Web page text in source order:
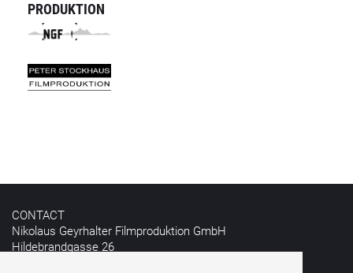
PRODUKTION
CONTACT
Nikolaus Geyrhalter Filmproduktion GmbH
Hildebrandgasse 26